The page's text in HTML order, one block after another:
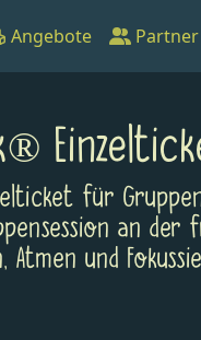
Angebote Partner
für
an der
Atmen und